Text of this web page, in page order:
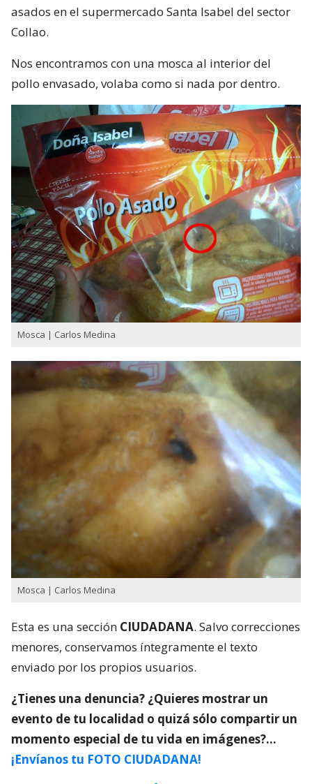
asados en el supermercado Santa Isabel del sector
Collao.
Nos encontramos con una mosca al interior del
pollo envasado, volaba como si nada por dentro.
Mosca | Carlos Medina
Mosca | Carlos Medina
Esta es una sección CIUDADANA. Salvo correcciones
menores, conservamos íntegramente el texto
enviado por los propios usuarios.
¿Tienes una denuncia? ¿Quieres mostrar un
evento de tu localidad o quizá sólo compartir un
momento especial de tu vida en imágenes?…
¡Envíanos tu FOTO CIUDADANA!